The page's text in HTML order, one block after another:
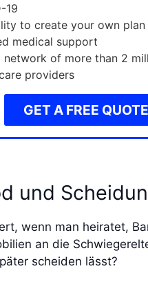
19
to create your own plan
medical support
network of more than 2
providers
GET A FREE QUOTE
und
wenn man heiratet,
an die
scheiden lässt?